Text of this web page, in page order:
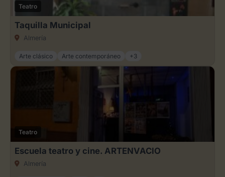
Teatro
Taquilla Municipal
Almería
Arte clásico Arte contemporáneo +3
Teatro
Escuela teatro y cine. ARTENVACIO
Almería